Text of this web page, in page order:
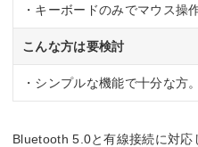
・キーボードのみでマウス操
こんな方は要検討
・シンプルな機能で十分な方。
Bluetooth 5.0と有線接続に対